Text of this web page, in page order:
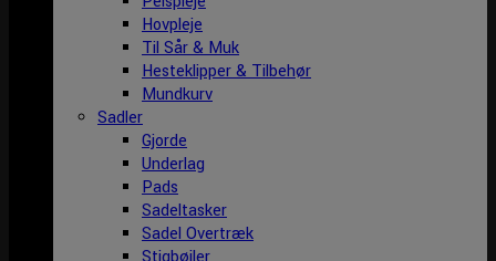
Hovpleje
Til Sår & Muk
Hesteklipper & Tilbehør
Mundkurv
Sadler
Gjorde
Underlag
Pads
Sadeltasker
Sadel Overtræk